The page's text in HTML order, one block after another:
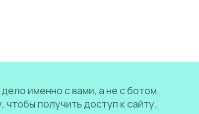
именно с вами, а не с ботом.
получить доступ к сайту.